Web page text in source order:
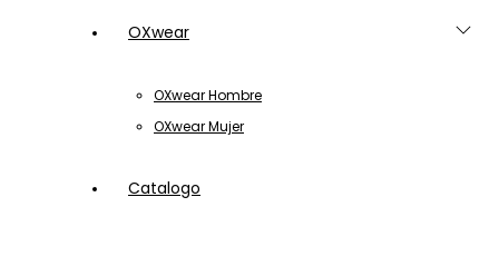
OXwear
OXwear Hombre
OXwear Mujer
Catalogo